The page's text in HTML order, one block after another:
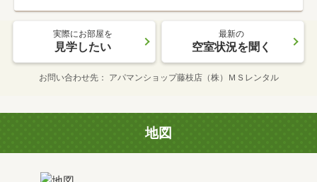
実際にお部屋を
見学したい
最新の
空室状況を聞く
お問い合わせ先 アパマンショップ藤枝店（株）ＭＳレンタル
地図